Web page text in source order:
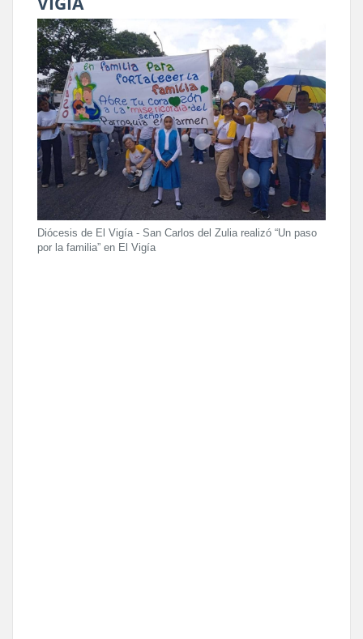
Diócesis de El Vigía - San Carlos del Zulia realizó “Un paso
por la familia” en El Vigía